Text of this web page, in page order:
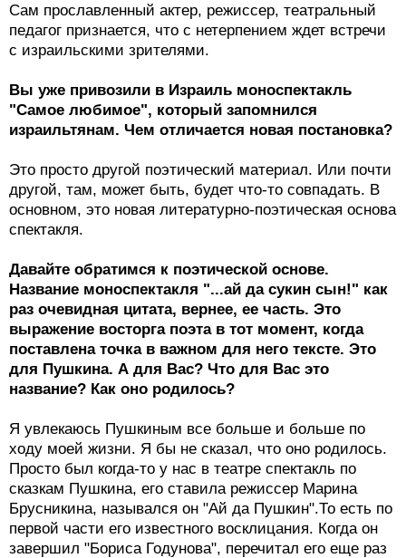
Сам прославленный актер, режиссер, театральный
педагог признается, что с нетерпением ждет встречи
с израильскими зрителями.
Вы уже привозили в Израиль моноспектакль
"Самое любимое", который запомнился
израильтянам. Чем отличается новая постановка?
Это просто другой поэтический материал. Или почти
другой, там, может быть, будет что-то совпадать. В
основном, это новая литературно-поэтическая основа
спектакля.
Давайте обратимся к поэтической основе.
Название моноспектакля "...ай да сукин сын!" как
раз очевидная цитата, вернее, ее часть. Это
выражение восторга поэта в тот момент, когда
поставлена точка в важном для него тексте. Это
для Пушкина. А для Вас? Что для Вас это
название? Как оно родилось?
Я увлекаюсь Пушкиным все больше и больше по
ходу моей жизни. Я бы не сказал, что оно родилось.
Просто был когда-то у нас в театре спектакль по
сказкам Пушкина, его ставила режиссер Марина
Брусникина, назывался он "Ай да Пушкин".То есть по
первой части его известного восклицания. Когда он
завершил "Бориса Годунова", перечитал его еще раз